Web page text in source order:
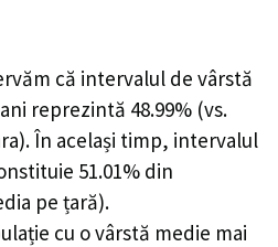
că intervalul de vârstă
reprezintă 48.99% (vs.
În același timp, intervalul
51.01% din
pe țară).
cu o vârstă medie mai